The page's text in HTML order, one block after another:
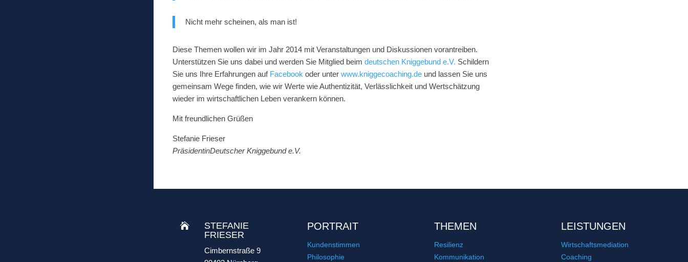
Nicht mehr scheinen, als man ist!
Diese Themen wollen wir im Jahr 2014 mit Veranstaltungen und Diskussionen vorantreiben.
Unterstützen Sie uns dabei und werden Sie Mitglied beim deutschen Kniggebund e.V. Schildern
Sie uns Ihre Erfahrungen auf Facebook oder unter www.kniggecoaching.deund lassen Sie uns
gemeinsam Wege finden, wie wir Werte wie Authentizität, Verlässlichkeit und Wertschätzung
wieder im wirtschaftlichen Leben verankern können.
Mit freundlichen Grüßen
Stefanie Frieser
PräsidentinDeutscher Kniggebund e.V.

STEFANIE
FRIESER
Cimbernstraße 9
PORTRAIT
Kundenstimmen
Philosophie
THEMEN
Resilienz
Kommunikation
LEISTUNGEN
Wirtschaftsmediation
Coaching